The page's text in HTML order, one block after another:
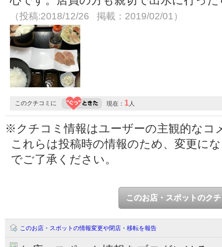
（投稿:2018/12/26 掲載：2019/02/01）
このクチコミに 現在： 1 人
※クチコミ情報はユーザーの主観的なコ
これらは投稿時の情報のため、変更に
でご了承ください。
このお店・スポットのク
このお店・スポットの情報変更や閉店・移転を報告